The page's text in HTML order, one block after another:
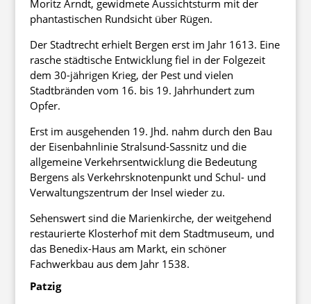
Moritz Arndt, gewidmete Aussichtsturm mit der
phantastischen Rundsicht über Rügen.
Der Stadtrecht erhielt Bergen erst im Jahr 1613. Eine
rasche städtische Entwicklung fiel in der Folgezeit
dem 30-jährigen Krieg, der Pest und vielen
Stadtbränden vom 16. bis 19. Jahrhundert zum
Opfer.
Erst im ausgehenden 19. Jhd. nahm durch den Bau
der Eisenbahnlinie Stralsund-Sassnitz und die
allgemeine Verkehrsentwicklung die Bedeutung
Bergens als Verkehrsknotenpunkt und Schul- und
Verwaltungszentrum der Insel wieder zu.
Sehenswert sind die Marienkirche, der weitgehend
restaurierte Klosterhof mit dem Stadtmuseum, und
das Benedix-Haus am Markt, ein schöner
Fachwerkbau aus dem Jahr 1538.
Patzig